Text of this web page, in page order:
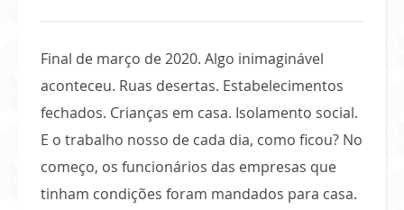
Final de março de 2020. Algo inimaginável
aconteceu. Ruas desertas. Estabelecimentos
fechados. Crianças em casa. Isolamento social.
E o trabalho nosso de cada dia, como ficou? No
começo, os funcionários das empresas que
tinham condições foram mandados para casa.